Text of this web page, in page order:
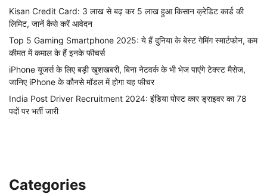
Kisan Credit Card: 3 लाख से बढ़ कर 5 लाख हुआ किसान क्रेडिट कार्ड की
लिमिट, जानें कैसे करें आवेदन
Top 5 Gaming Smartphone 2025: ये हैं दुनिया के बेस्ट गेमिंग स्मार्टफोन, कम
कीमत में कमाल के हैं इनके फीचर्स
iPhone यूजर्स के लिए बड़ी खुशखबरी, बिना नेटवर्क के भी भेज पाएंगे टेक्स्ट मैसेज,
जानिए iPhone के कौनसे मॉडल में होगा यह फीचर
India Post Driver Recruitment 2024: इंडिया पोस्ट कार ड्राइवर का 78
पदों पर भर्ती जारी
Categories